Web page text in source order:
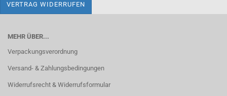
VERTRAG WIDERRUFEN
MEHR ÜBER...
Verpackungsverordnung
Versand- & Zahlungsbedingungen
Widerrufsrecht & Widerrufsformular